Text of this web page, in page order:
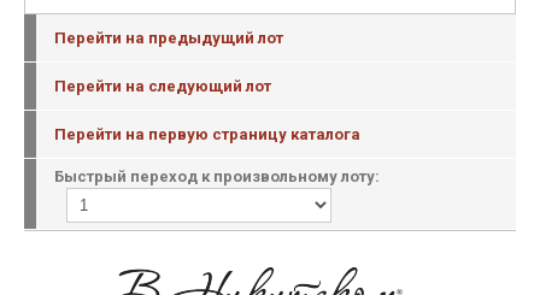
Перейти на предыдущий лот
Перейти на следующий лот
Перейти на первую страницу каталога
Быстрый переход к произвольному лоту: